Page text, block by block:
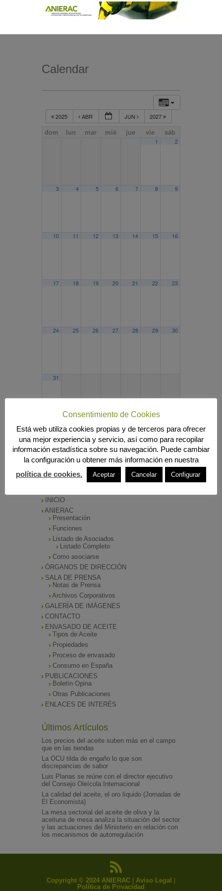
Calendar
2025 ABR JUN 2027
dom lun mar mié jue vie sáb
1 2
3 4 5 6 7 8 9
10 11 12 13 14 15 16
17 18 19 20 21 22 23
24 25 26 27 28 29 30
31
2025 ABR JUN 2027
Búsqueda
INICIO
ANIERAC
Presentación
Funciones
Listado de Asociados
Listado Completo
Como asociarse
ÓRGANOS DE DIRECCIÓN
SALA DE PRENSA
Notas de Prensa
Archivos Corporativos
GALERÍA DE IMÁGENES
CONTACTO
ENVASADO DE ACEITE
Tipos de Aceite
Propiedades
Proceso de envasado
Consumo en España
PUBLICACIONES
Boletín Opina
Otras Publicaciones
ENLACES DE INTERÉS
Últimos Artículos
Los precios del aceite suben más en el campo
que en las tiendas
La OCU tilda de engaño lo que son
discrepancias de sabor
Luis Planas se reúne con el director ejecutivo
del Consejo Oleícola Internacional
La calidad del aceite, el oro líquido (Jornadas de
El Economista)
La mesa sectorial del aceite de oliva y la
aceituna de mesa analiza la situación del sector
y las actuaciones del Ministerio en relación con
los mecanismos de autorregulación
Copyright © 2024 ANIERAC Aviso Legal
Política de Privacidad
Consentimiento de Cookies
Está web utiliza cookies propias y de terceros para ofrecer
una mejor experiencia y servicio, así como para recopilar
información estadística sobre su navegación. Puede cambiar
la configuración u obtener más información en nuestra
política de cookies.
Aceptar Cancelar Configurar